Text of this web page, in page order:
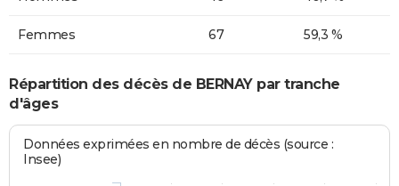
Femmes 67 59,3 %
Répartition des décès de BERNAY par tranche
d'âges
Données exprimées en nombre de décès (source :
Insee)